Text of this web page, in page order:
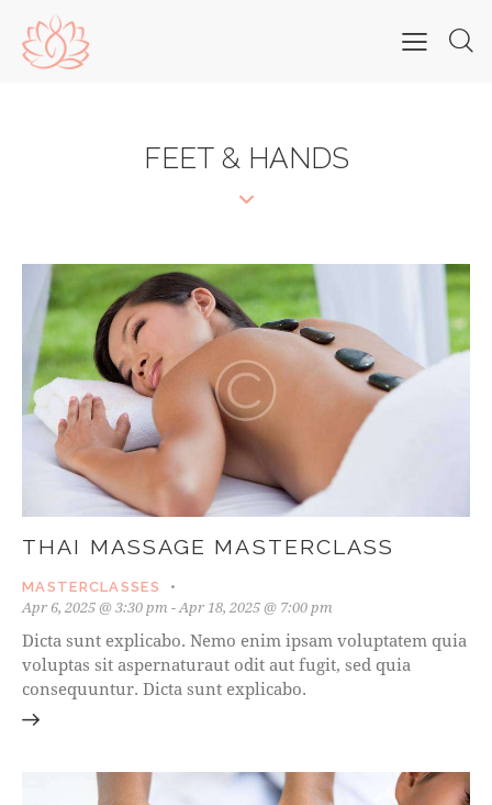
FEET & HANDS
THAI MASSAGE MASTERCLASS
MASTERCLASSES
Apr 6, 2025 @ 3:30 pm -Apr 18, 2025 @ 7:00 pm
Dicta sunt explicabo. Nemo enim ipsam voluptatem quia
voluptas sit aspernaturaut odit aut fugit, sed quia
consequuntur. Dicta sunt explicabo.